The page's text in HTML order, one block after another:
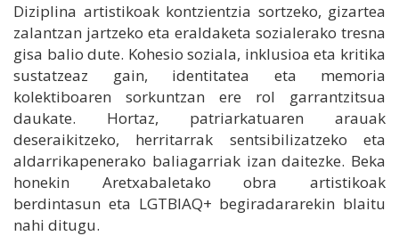
Diziplina artistikoak kontzientzia sortzeko, gizartea
zalantzan jartzeko eta eraldaketa sozialerako tresna
gisa balio dute. Kohesio soziala, inklusioa eta kritika
sustatzeaz gain, identitatea eta memoria
kolektiboaren sorkuntzan ere rol garrantzitsua
daukate. Hortaz, patriarkatuaren arauak
deseraikitzeko, herritarrak sentsibilizatzeko eta
aldarrikapenerako baliagarriak izan daitezke. Beka
honekin Aretxabaletako obra artistikoak
berdintasun eta LGTBIAQ+ begiradararekin blaitu
nahi ditugu.